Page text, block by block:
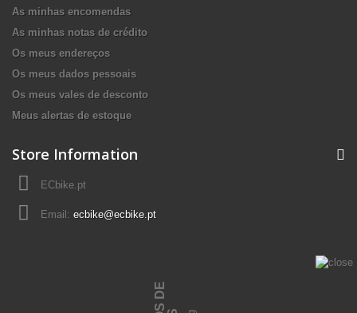
As minhas encomendas
As minhas notas de crédito
Os meus endereços
Os meus dados pessoais
Os meus vales de desconto
Meus alertas de estoque
Store Information
ECbike.pt
Email: ecbike@ecbike.pt